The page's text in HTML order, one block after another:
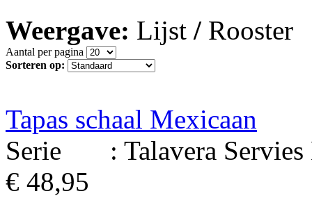
Weergave: Lijst / Rooster
Aantal per pagina
Sorteren op:
Tapas schaal Mexicaan
Serie : Talavera Servies
€ 48,95